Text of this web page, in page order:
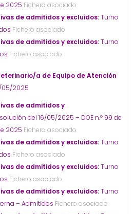
2025 Fichero asociado
de admitidos y excluidos:Turno
Fichero asociado
de admitidos y excluidos:Turno
Fichero asociado
a de Equipo de Atención
05/2025
de admitidos y
del 16/05/2025 – DOE n.º 99 de
2025 Fichero asociado
de admitidos y excluidos:Turno
Fichero asociado
de admitidos y excluidos:Turno
Fichero asociado
de admitidos y excluidos:Turno
– Admitidos Fichero asociado